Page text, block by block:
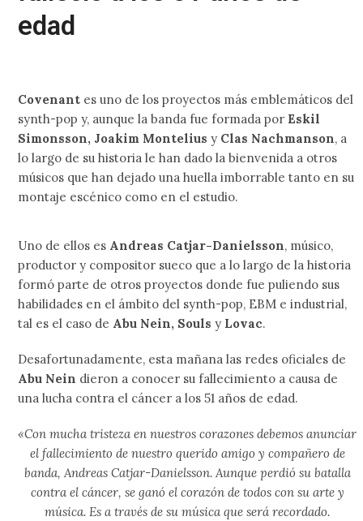
edad
Covenant es uno de los proyectos más emblemáticos del
synth-pop y, aunque la banda fue formada por Eskil
Simonsson, Joakim Monteliusy Clas Nachmanson, a
lo largo de su historia le han dado la bienvenida a otros
músicos que han dejado una huella imborrable tanto en su
montaje escénico como en el estudio.
Uno de ellos es Andreas Catjar-Danielsson, músico,
productor y compositor sueco que a lo largo de la historia
formó parte de otros proyectos donde fue puliendo sus
habilidades en el ámbito del synth-pop, EBM e industrial,
tal es el caso de Abu Nein, Souls y Lovac.
Desafortunadamente, esta mañana las redes oficiales de
Abu Nein dieron a conocer su fallecimiento a causa de
una lucha contra el cáncer a los 51 años de edad.
«Con mucha tristeza en nuestros corazones debemos anunciar
el fallecimiento de nuestro querido amigo y compañero de
banda, Andreas Catjar-Danielsson. Aunque perdió su batalla
contra el cáncer, se ganó el corazón de todos con su arte y
música. Es a través de su música que será recordado.